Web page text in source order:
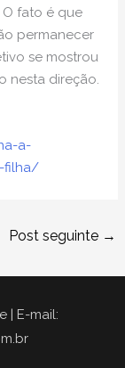
fato é que
permanecer
se mostrou
nesta direção.
a-
filha/
Post seguinte →
| E-mail: